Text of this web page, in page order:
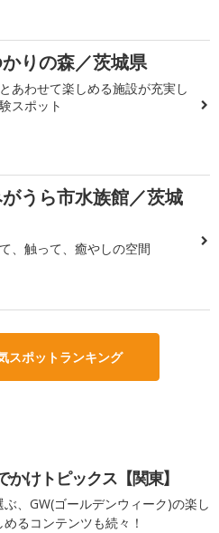
りの森／茨城県
あわせて楽しめる施設が充実し
スポット
うら市水族館／茨城
、触って、癒やしの空間
スポットランキング
かけトピックス【関東】
、GW(ゴールデンウィーク)の楽し
るコンテンツも続々！